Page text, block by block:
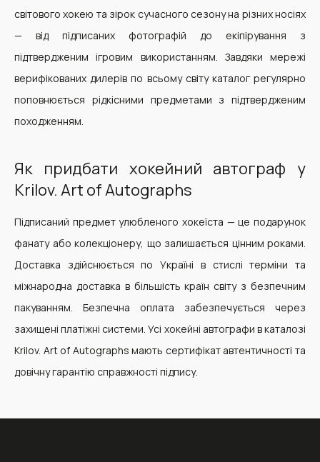
світового хокею та зірок сучасного сезону на різних носіях
— від підписаних фотографій до екіпірування з
підтвердженим ігровим використанням. Завдяки мережі
верифікованих дилерів по всьому світу каталог регулярно
поповнюється рідкісними предметами з підтвердженим
походженням.
Як придбати хокейний автограф у
Krilov. Art of Autographs
Підписаний предмет улюбленого хокеїста — це подарунок
фанату або колекціонеру, що залишається цінним роками.
Доставка здійснюється по Україні в стислі терміни та
міжнародна доставка в більшість країн світу з безпечним
пакуванням. Безпечна оплата забезпечується через
захищені платіжні системи. Усі хокейні автографи в каталозі
Krilov. Art of Autographs мають сертифікат автентичності та
довічну гарантію справжності підпису.